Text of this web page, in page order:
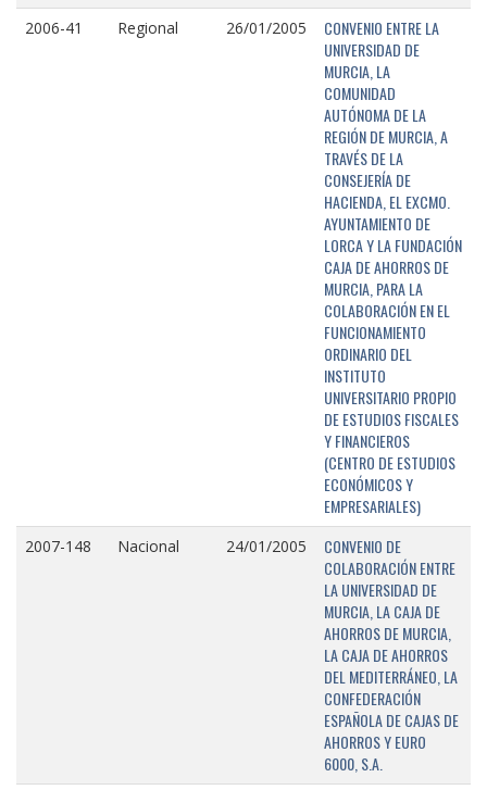
2006-41 Regional 26/01/2005
CONVENIO ENTRE LA
UNIVERSIDAD DE
MURCIA, LA
COMUNIDAD
AUTÓNOMA DE LA
REGIÓN DE MURCIA, A
TRAVÉS DE LA
CONSEJERÍA DE
HACIENDA, EL EXCMO.
AYUNTAMIENTO DE
LORCA Y LA FUNDACIÓN
CAJA DE AHORROS DE
MURCIA, PARA LA
COLABORACIÓN EN EL
FUNCIONAMIENTO
ORDINARIO DEL
INSTITUTO
UNIVERSITARIO PROPIO
DE ESTUDIOS FISCALES
Y FINANCIEROS
(CENTRO DE ESTUDIOS
ECONÓMICOS Y
EMPRESARIALES)
2007-148 Nacional 24/01/2005
CONVENIO DE
COLABORACIÓN ENTRE
LA UNIVERSIDAD DE
MURCIA, LA CAJA DE
AHORROS DE MURCIA,
LA CAJA DE AHORROS
DEL MEDITERRÁNEO, LA
CONFEDERACIÓN
ESPAÑOLA DE CAJAS DE
AHORROS Y EURO
6000, S.A.